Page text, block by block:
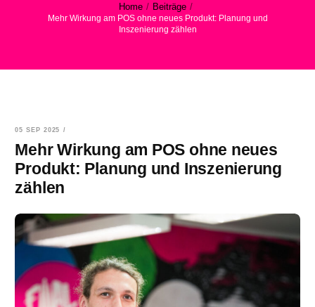
Home / Beiträge /
Mehr Wirkung am POS ohne neues Produkt: Planung und
Inszenierung zählen
05 SEP 2025 /
Mehr Wirkung am POS ohne neues
Produkt: Planung und Inszenierung
zählen